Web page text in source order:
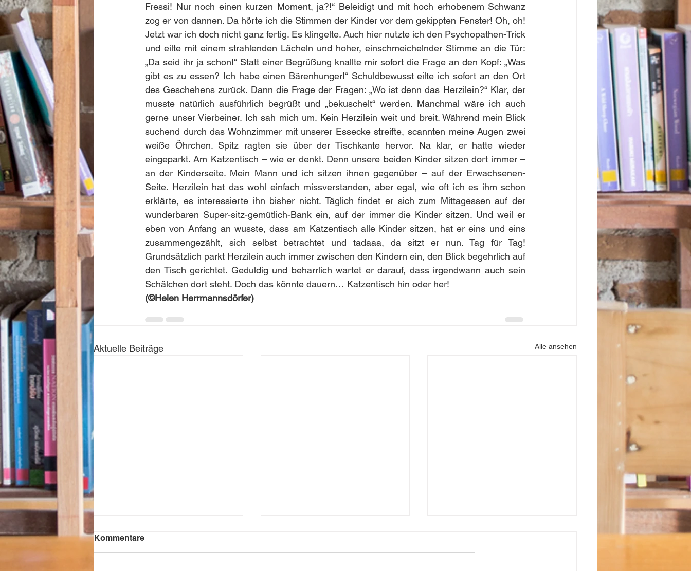
Fressi! Nur noch einen kurzen Moment, ja?!“ Beleidigt und mit hoch erhobenem Schwanz
zog er von dannen. Da hörte ich die Stimmen der Kinder vor dem gekippten Fenster! Oh, oh!
Jetzt war ich doch nicht ganz fertig. Es klingelte. Auch hier nutzte ich den Psychopathen-Trick
und eilte mit einem strahlenden Lächeln und hoher, einschmeichelnder Stimme an die Tür:
„Da seid ihr ja schon!“ Statt einer Begrüßung knallte mir sofort die Frage an den Kopf: „Was
gibt es zu essen? Ich habe einen Bärenhunger!“ Schuldbewusst eilte ich sofort an den Ort
des Geschehens zurück. Dann die Frage der Fragen: „Wo ist denn das Herzilein?“ Klar, der
musste natürlich ausführlich begrüßt und „bekuschelt“ werden. Manchmal wäre ich auch
gerne unser Vierbeiner. Ich sah mich um. Kein Herzilein weit und breit. Während mein Blick
suchend durch das Wohnzimmer mit unserer Essecke streifte, scannten meine Augen zwei
weiße Öhrchen. Spitz ragten sie über der Tischkante hervor. Na klar, er hatte wieder
eingeparkt. Am Katzentisch – wie er denkt. Denn unsere beiden Kinder sitzen dort immer –
an der Kinderseite. Mein Mann und ich sitzen ihnen gegenüber – auf der Erwachsenen-
Seite. Herzilein hat das wohl einfach missverstanden, aber egal, wie oft ich es ihm schon
erklärte, es interessierte ihn bisher nicht. Täglich findet er sich zum Mittagessen auf der
wunderbaren Super-sitz-gemütlich-Bank ein, auf der immer die Kinder sitzen. Und weil er
eben von Anfang an wusste, dass am Katzentisch alle Kinder sitzen, hat er eins und eins
zusammengezählt, sich selbst betrachtet und tadaaa, da sitzt er nun. Tag für Tag!
Grundsätzlich parkt Herzilein auch immer zwischen den Kindern ein, den Blick begehrlich auf
den Tisch gerichtet. Geduldig und beharrlich wartet er darauf, dass irgendwann auch sein
Schälchen dort steht. Doch das könnte dauern… Katzentisch hin oder her!
(©Helen Herrmannsdörfer)
Aktuelle Beiträge Alle ansehen
Kommentare